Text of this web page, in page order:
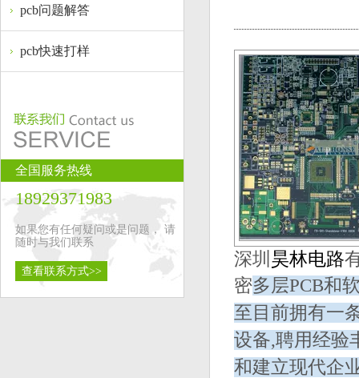
pcb问题解答
pcb快速打样
全国服务热线
18929371983
如果您有任何疑问或是问题， 请
随时与我们联系
查看联系方式>>
深圳 昊林电路
密多层PCB和
至目前拥有一
设备,聘用经验
和建立现代企